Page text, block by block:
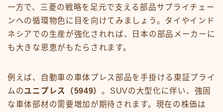
一方で、三菱の戦略を足元で支える部品サプライチェー
ンへの循環物色に目を向けてみましょう。タイやインド
ネシアでの生産が強化されれば、日本の部品メーカーに
も大きな恩恵がもたらされます。
例えば、自動車の車体プレス部品を手掛ける東証プライ
ムのユニプレス（5949）。SUVの大型化に伴い、強固
な車体部材の需要増加が期待されます。現在の株価は